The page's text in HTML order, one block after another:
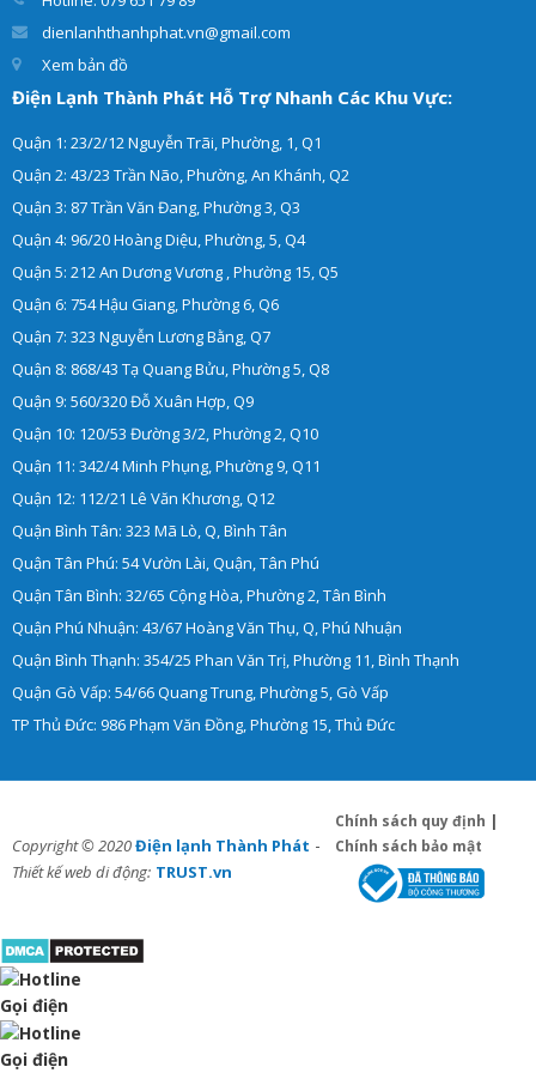
dienlanhthanhphat.vn@gmail.com
Xem bản đồ
Điện Lạnh Thành Phát Hỗ Trợ Nhanh Các Khu Vực:
Quận 1: 23/2/12 Nguyễn Trãi, Phường, 1, Q1
Quận 2: 43/23 Trần Não, Phường, An Khánh, Q2
Quận 3: 87 Trần Văn Đang, Phường 3, Q3
Quận 4: 96/20 Hoàng Diệu, Phường, 5, Q4
Quận 5: 212 An Dương Vương , Phường 15, Q5
Quận 6: 754 Hậu Giang, Phường 6, Q6
Quận 7: 323 Nguyễn Lương Bằng, Q7
Quận 8: 868/43 Tạ Quang Bửu, Phường 5, Q8
Quận 9: 560/320 Đỗ Xuân Hợp, Q9
Quận 10: 120/53 Đường 3/2, Phường 2, Q10
Quận 11: 342/4 Minh Phụng, Phường 9, Q11
Quận 12: 112/21 Lê Văn Khương, Q12
Quận Bình Tân: 323 Mã Lò, Q, Bình Tân
Quận Tân Phú: 54 Vườn Lài, Quận, Tân Phú
Quận Tân Bình: 32/65 Cộng Hòa, Phường 2, Tân Bình
Quận Phú Nhuận: 43/67 Hoàng Văn Thụ, Q, Phú Nhuận
Quận Bình Thạnh: 354/25 Phan Văn Trị, Phường 11, Bình Thạnh
Quận Gò Vấp: 54/66 Quang Trung, Phường 5, Gò Vấp
TP Thủ Đức: 986 Phạm Văn Đồng, Phường 15, Thủ Đức
Copyright © 2020Điện lạnh Thành Phát -
Thiết kế web di động: TRUST.vn
Chính sách quy định |
Chính sách bảo mật
Gọi điện
Gọi điện